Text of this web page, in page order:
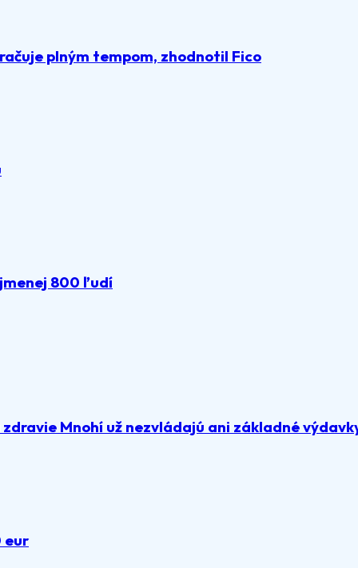
plným tempom, zhodnotil Fico
800 ľudí
Mnohí už nezvládajú ani základné
eur